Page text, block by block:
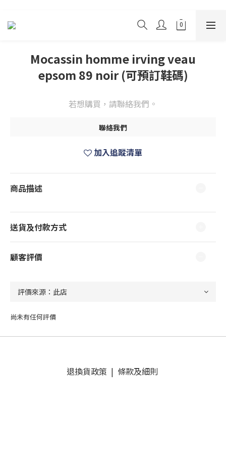
Mocassin homme irving veau
epsom 89 noir (可預訂鞋碼)
若想購買，請聯絡我們。
聯絡我們
加入追蹤清單
商品描述
送貨及付款方式
顧客評價
尚未有任何評價
退換貨政策 | 條款及細則